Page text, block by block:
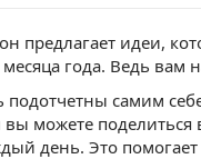
предлагает идеи,
года. Ведь вам
самим
вы можете
день. Это помогает